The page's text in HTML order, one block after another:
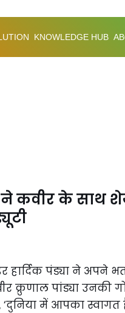
KNOWLEDGE HUB
ने कवीर के
हार्दिक पंड्या ने अपने
क्रुणाल पांड्या उनकी
में आपका स्वागत